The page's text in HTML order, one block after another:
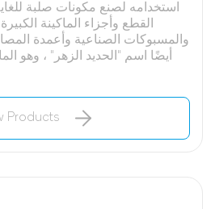
استخدامه لصنع مكونات صلبة
القطع وأجزاء الماكينة
والمسبوكات الصناعية وأعمدة
أيضًا اسم "الحديد الزهر" ، وهو
Products